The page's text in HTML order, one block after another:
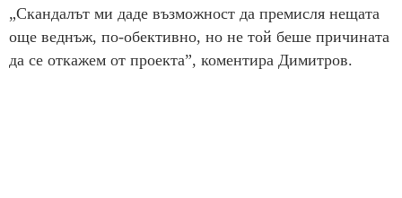
„Скандалът ми даде възможност да премисля нещата
още веднъж, по-обективно, но не той беше причината
да се откажем от проекта”, коментира Димитров.